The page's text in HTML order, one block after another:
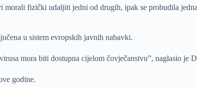
fizički udaljiti jedni od drugih, ipak se probudila
u sistem evropskih javnih nabavki.
mora biti dostupna cijelom čovječanstvu”, naglasio je
godine.